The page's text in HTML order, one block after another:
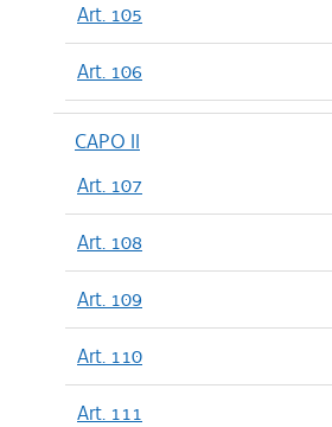
Art. 105
Art. 106
CAPO II
Art. 107
Art. 108
Art. 109
Art. 110
Art. 111